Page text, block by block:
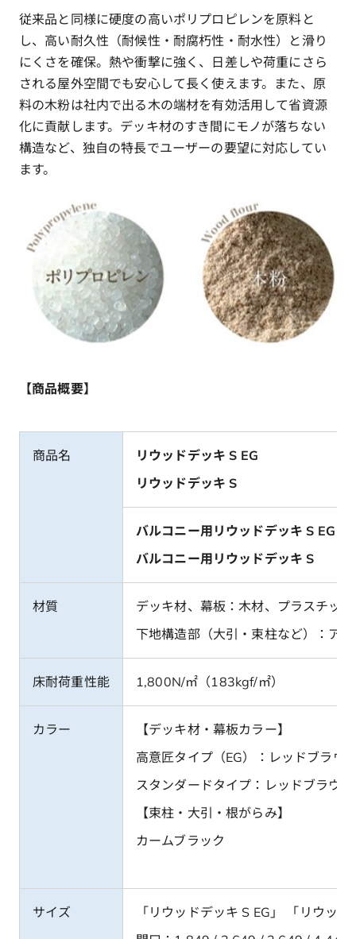
従来品と同様に硬度の高いポリプロピレンを原料と
し、高い耐久性（耐候性・耐腐朽性・耐水性）と滑り
にくさを確保。熱や衝撃に強く、日差しや荷重にさら
される屋外空間でも安心して長く使えます。また、原
料の木粉は社内で出る木の端材を有効活用して省資源
化に貢献します。デッキ材のすき間にモノが落ちない
構造など、独自の特長でユーザーの要望に対応してい
ます。
【商品概要】
商品名
リウッドデッキ S EG
リウッドデッキ S
バルコニー用リウッドデッキ S EG
バルコニー用リウッドデッキ S
材質
デッキ材、幕板：木材、プラスチッ
下地構造部（大引・束柱など）：ア
床耐荷重性能 1,800N/㎡（183kgf/㎡）
カラー
【デッキ材・幕板カラー】
高意匠タイプ（EG）：レッドブラウ
スタンダードタイプ：レッドブラウ
【束柱・大引・根がらみ】
カームブラック
サイズ
「リウッドデッキ S EG」 「リウッ